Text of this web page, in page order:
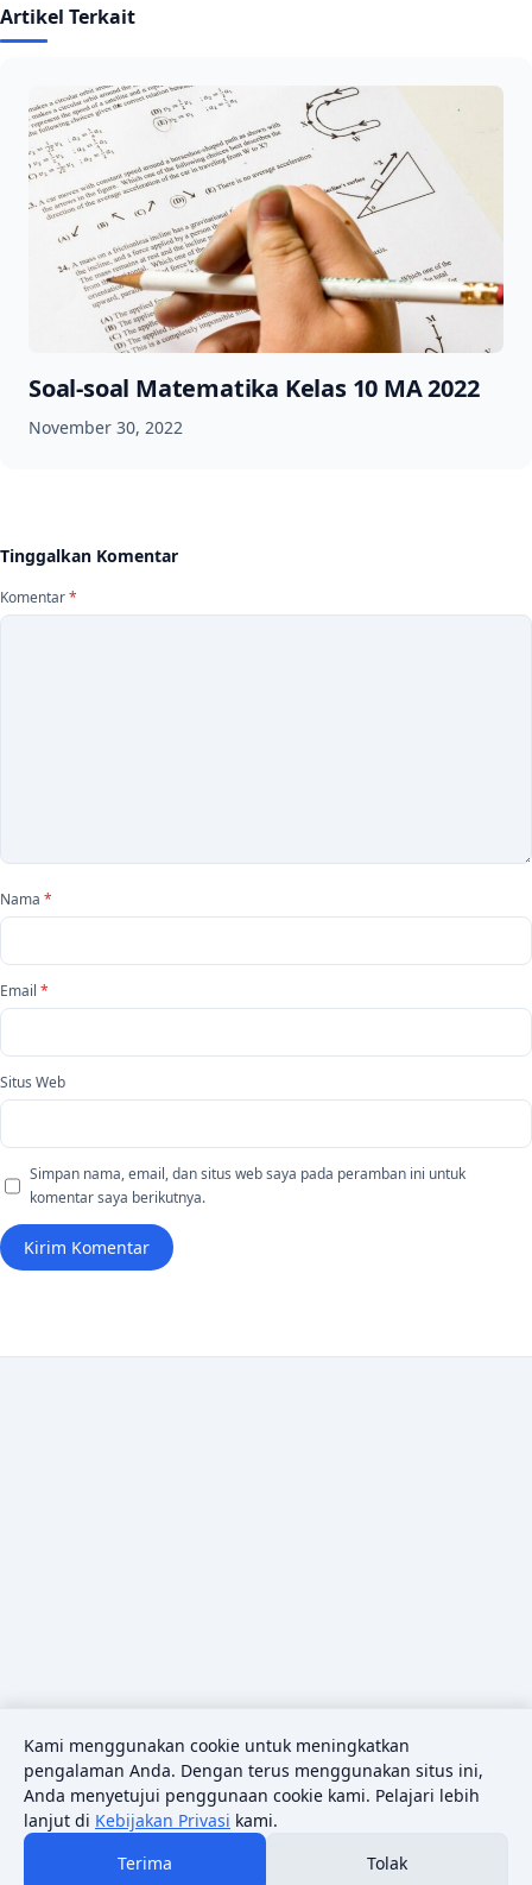
Artikel Terkait
Soal-soal Matematika Kelas 10 MA 2022
November 30, 2022
Tinggalkan Komentar
Komentar*
Nama *
Email *
Situs Web
Simpan nama, email, dan situs web saya pada peramban ini untuk
komentar saya berikutnya.
Kami menggunakan cookie untuk meningkatkan
pengalaman Anda. Dengan terus menggunakan situs ini,
Anda menyetujui penggunaan cookie kami. Pelajari lebih
lanjut di Kebijakan Privasi kami.
Terima
Tolak